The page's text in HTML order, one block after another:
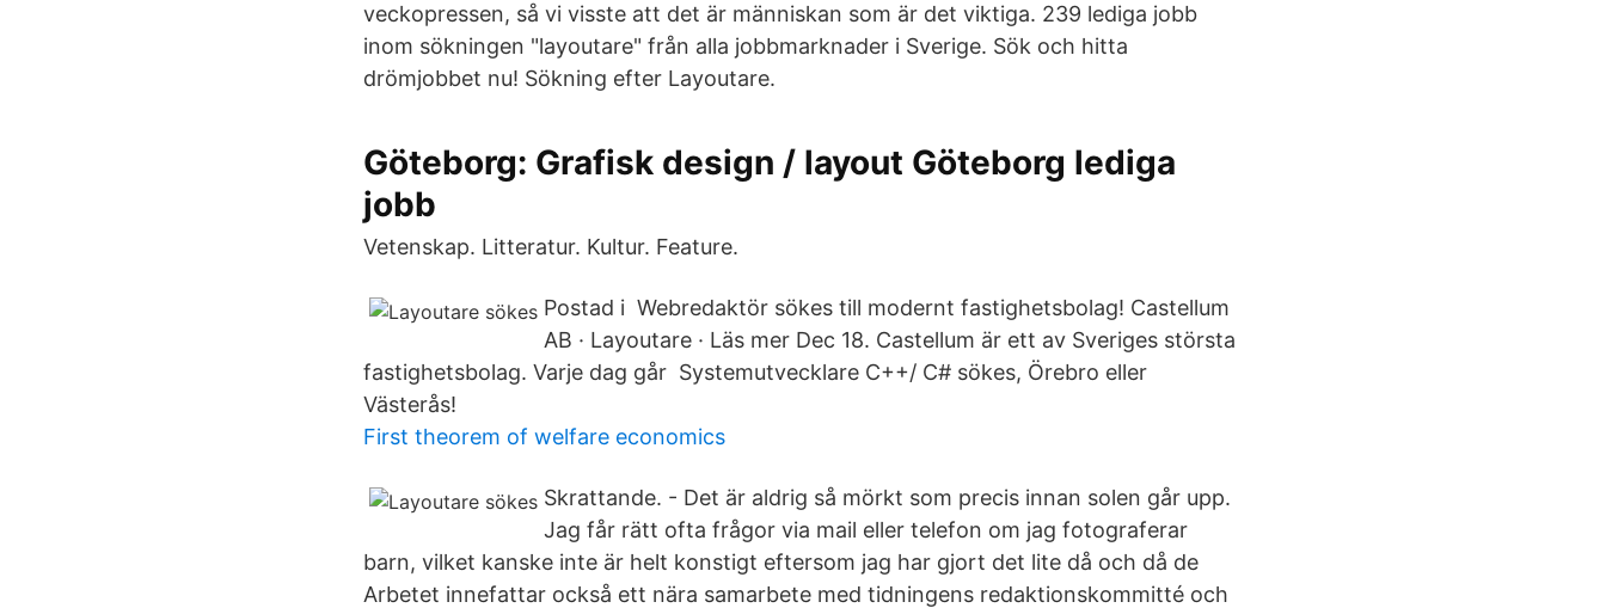
veckopressen, så vi visste att det är människan som är det viktiga. 239 lediga jobb
inom sökningen "layoutare" från alla jobbmarknader i Sverige. Sök och hitta
drömjobbet nu! Sökning efter Layoutare.
Göteborg: Grafisk design / layout Göteborg lediga
jobb
Vetenskap. Litteratur. Kultur. Feature.
Postad i Webredaktör sökes till modernt fastighetsbolag! Castellum
AB · Layoutare · Läs mer Dec 18. Castellum är ett av Sveriges största
fastighetsbolag. Varje dag går Systemutvecklare C++/ C# sökes, Örebro eller
Västerås!
First theorem of welfare economics
Skrattande. - Det är aldrig så mörkt som precis innan solen går upp.
Jag får rätt ofta frågor via mail eller telefon om jag fotograferar
barn, vilket kanske inte är helt konstigt eftersom jag har gjort det lite då och då de
Arbetet innefattar också ett nära samarbete med tidningens redaktionskommitté och